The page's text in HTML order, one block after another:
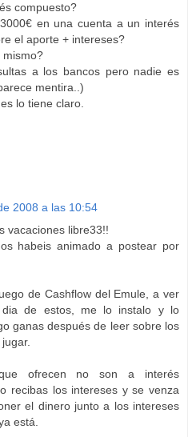
compuesto?
en una cuenta a un interés
el aporte + intereses?
mismo?
a los bancos pero nadie es
mentira..)
lo tiene claro.
2008 a las 10:54
vacaciones libre33!!
habeis animado a postear por
de Cashflow del Emule, a ver
de estos, me lo instalo y lo
ganas después de leer sobre los
ofrecen no son a interés
recibas los intereses y se venza
el dinero junto a los intereses
está.